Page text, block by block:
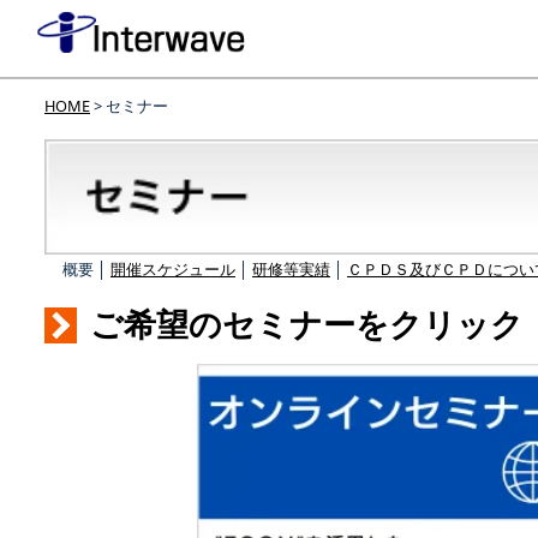
HOME> セミナー
概要 │ 開催スケジュール 研修等実績 ＣＰＤＳ及びＣＰＤにつ
ご希望のセミナーをクリック